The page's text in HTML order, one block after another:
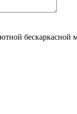
бескаркасной